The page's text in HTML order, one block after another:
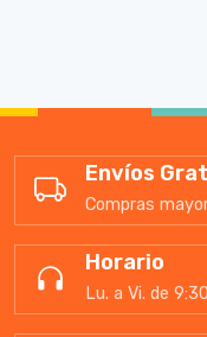
Envíos
Compras
Horario
Lu. a Vi. de